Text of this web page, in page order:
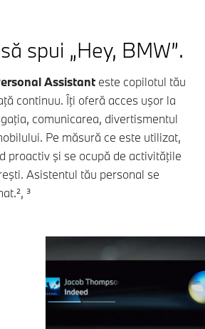
spui „Hey, BMW”.
Assistant este copilotul tău
continuu. Îţi oferă acces uşor la
comunicarea, divertismentul
Pe măsură ce este utilizat,
proactiv şi se ocupă de activităţile
Asistentul tău personal se
³